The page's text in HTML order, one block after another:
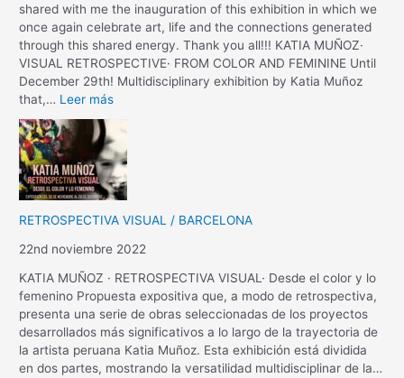
shared with me the inauguration of this exhibition in which we
once again celebrate art, life and the connections generated
through this shared energy. Thank you all!!! KATIA MUÑOZ·
VISUAL RETROSPECTIVE· FROM COLOR AND FEMININE Until
December 29th! Multidisciplinary exhibition by Katia Muñoz
that,… Leer más
RETROSPECTIVA VISUAL / BARCELONA
22nd noviembre 2022
KATIA MUÑOZ · RETROSPECTIVA VISUAL· Desde el color y lo
femenino Propuesta expositiva que, a modo de retrospectiva,
presenta una serie de obras seleccionadas de los proyectos
desarrollados más significativos a lo largo de la trayectoria de
la artista peruana Katia Muñoz. Esta exhibición está dividida
en dos partes, mostrando la versatilidad multidisciplinar de la…